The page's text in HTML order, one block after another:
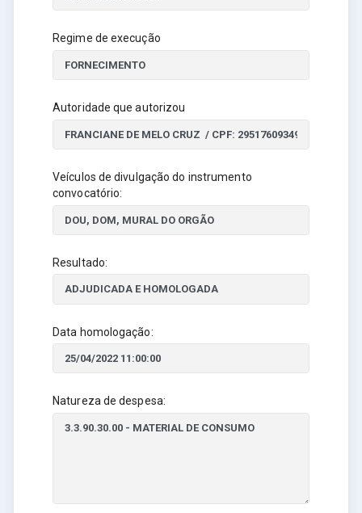
Regime de execução
Autoridade que autorizou
Veículos de divulgação do instrumento
convocatório:
Resultado:
Data homologação:
Natureza de despesa: